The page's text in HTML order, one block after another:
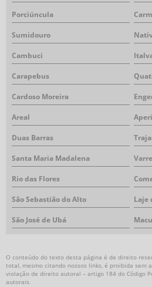
Porciúncula
Sumidouro
Cambuci
Carapebus
Cardoso Moreira
Areal
Duas Barras
Santa Maria Madalena
Rio das Flores
São Sebastião do Alto Laje
São José de Ubá
O conteúdo do texto desta página é de direito
total, mesmo citando nossos links, é proibida sem
violação de direito autoral – artigo 184 do Código
autorais.